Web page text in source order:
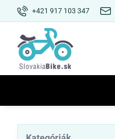
+421 917 103 347